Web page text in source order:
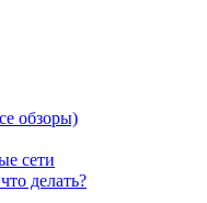
обзоры)
сети
делать?